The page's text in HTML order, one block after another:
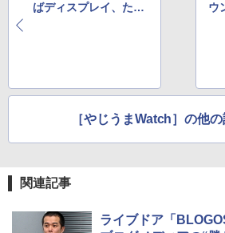
ばディスプレイ、たた
ウ
［やじうまWatch］の他
関連記事
ライブドア「